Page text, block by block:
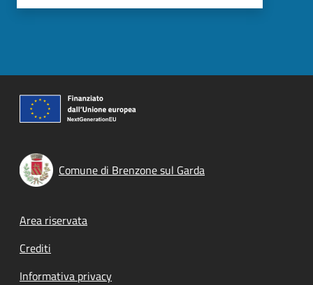
Comune di Brenzone sul Garda
Footer menu
Area riservata
Crediti
Informativa privacy